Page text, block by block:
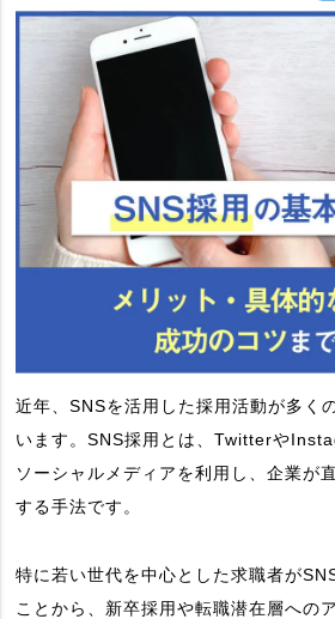
近年、SNSを活用した採用活動が多く
います。SNS採用とは、Twitterや
ソーシャルメディアを利用し、企業が
する手法です。
特に若い世代を中心とした求職者が
ことから、新卒採用や転職潜在層への